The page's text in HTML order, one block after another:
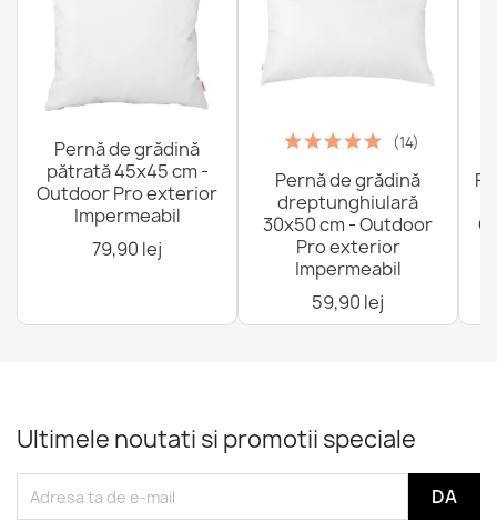
44,99 lej
Cearceaf de bumbac fara elastic 180x220 cm
123,99 lej
Cearceaf de bumbac fara elastic 90x220 cm
83,99 lej
Pernă de grădină
pătrată 45x45 cm -
Outdoor Pro exterior
Impermeabil
79,90 lej
(14)
Pernă de grădină
dreptunghiulară
30x50 cm - Outdoor
Pro exterior
Impermeabil
59,90 lej
Ultimele noutati si promotii speciale